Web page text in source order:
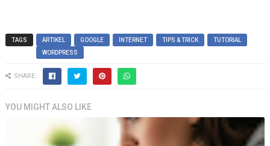
TAGS ARTIKEL GOOGLE INTERNET TIPS & TRICK
TUTORIAL
WORDPRESS
SHARE:
YOU MIGHT ALSO LIKE